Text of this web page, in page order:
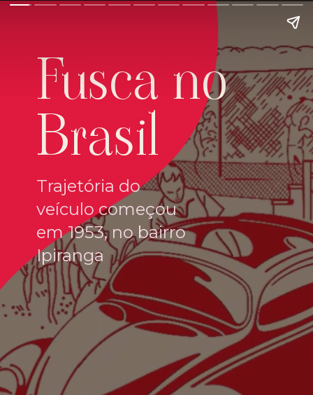
Fusca no
Brasil
Trajetória do
veículo começou
em 1953, no bairro
Ipiranga